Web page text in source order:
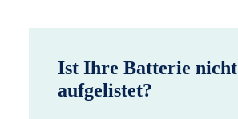
Ist Ihre Batterie nicht
aufgelistet?